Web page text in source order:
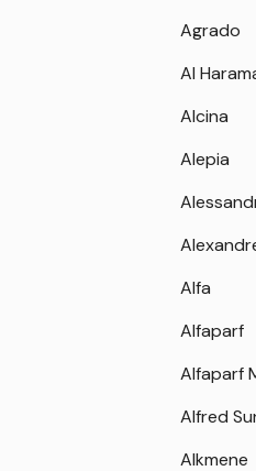
Agrado
Al
Alcina
Alepia
Alfa
Alfaparf
Alfaparf
Alfred
Alkmene